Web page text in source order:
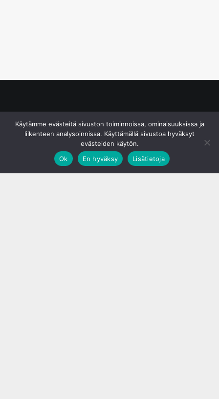
Käytämme evästeitä sivuston toiminnoissa, ominaisuuksissa ja
liikenteen analysoinnissa. Käyttämällä sivustoa hyväksyt
evästeiden käytön.
Ok
En hyväksy Lisätietoja